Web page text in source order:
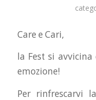
Care e Cari,
la Fest si
emozione!
Per rinfrescarvi